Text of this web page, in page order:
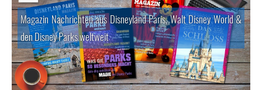
Magazin Nachrichten aus Disneyland Paris, Walt Disney World &
den Disney Parks weltweit